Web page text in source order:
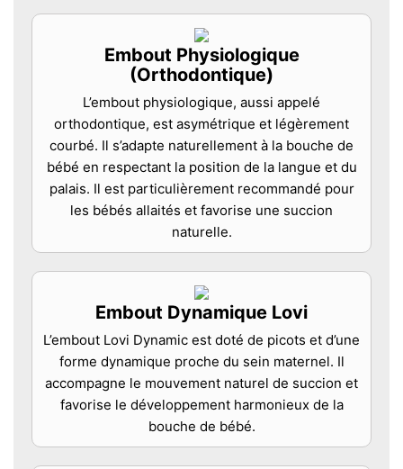
Embout Physiologique
(Orthodontique)
L’embout physiologique, aussi appelé
orthodontique, est asymétrique et légèrement
courbé. Il s’adapte naturellement à la bouche de
bébé en respectant la position de la langue et du
palais. Il est particulièrement recommandé pour
les bébés allaités et favorise une succion
naturelle.
Embout Dynamique Lovi
L’embout Lovi Dynamic est doté de picots et d’une
forme dynamique proche du sein maternel. Il
accompagne le mouvement naturel de succion et
favorise le développement harmonieux de la
bouche de bébé.